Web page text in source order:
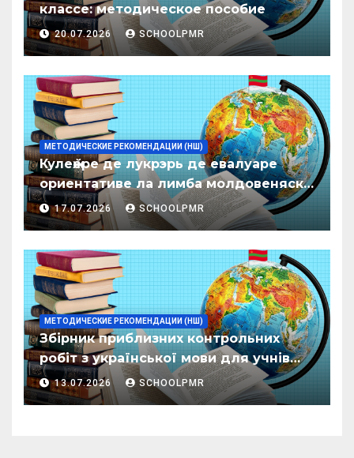
классе: методическое пособие
20.07.2026 SCHOOLPMR
МЕТОДИЧЕСКИЕ РЕКОМЕНДАЦИИ (НШ)
Кулеӂере де лукрэрь де евалуаре
ориентативе ла лимба молдовеняскэ
пентру елевий класелор примаре але
организациилор де ынвэцэмынт
17.07.2026 SCHOOLPMR
МЕТОДИЧЕСКИЕ РЕКОМЕНДАЦИИ (НШ)
Збірник приблизних контрольних
робіт з української мови для учнів
початкових класів організацій
загальної освіти
13.07.2026 SCHOOLPMR